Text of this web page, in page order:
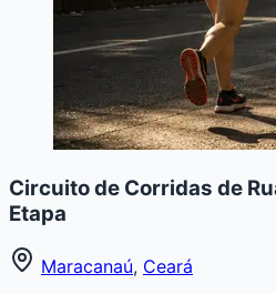
Circuito de Corridas de
Etapa
Maracanaú, Ceará